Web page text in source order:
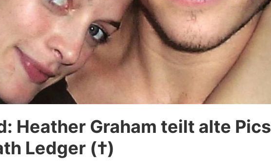
App runterladen
Team
Redaktionelle Richtlinien
Impressum
Datenschutzerklärung
Nutzungsbedingungen
Utiq verwalten
Heather Graham teilt alte Pics
Ledger (†)